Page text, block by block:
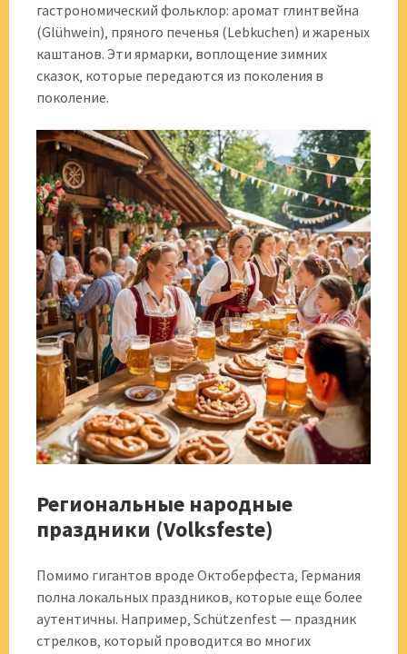
гастрономический фольклор: аромат глинтвейна
(Glühwein)‚ пряного печенья (Lebkuchen) и жареных
каштанов. Эти ярмарки, воплощение зимних
сказок‚ которые передаются из поколения в
поколение.
Региональные народные
праздники (Volksfeste)
Помимо гигантов вроде Октоберфеста‚ Германия
полна локальных праздников‚ которые еще более
аутентичны. Например‚ Schützenfest — праздник
стрелков‚ который проводится во многих